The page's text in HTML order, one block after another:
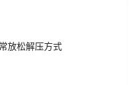
放松解压方式